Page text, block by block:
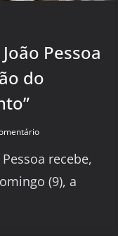
Pessoa
do
recebe,
(9), a